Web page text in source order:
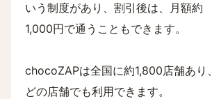
いう制度があり、割引後は、月額約
1,000円で通うこともできます。
chocoZAPは全国に約1,800店舗あり、
どの店舗でも利用できます。